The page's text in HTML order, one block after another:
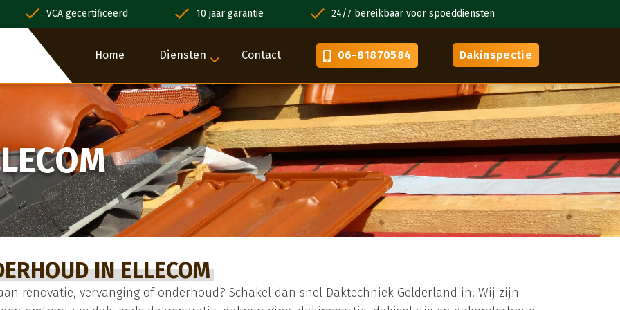
VCA gecertificeerd 10 jaar garantie 24/7 bereikbaar voor spoeddiensten
Home Diensten Contact 06-81870584 Dakinspectie
IN ELLECOM
renovatie, vervanging of onderhoud? Schakel dan snel Daktechniek Gelderland in. Wij zijn